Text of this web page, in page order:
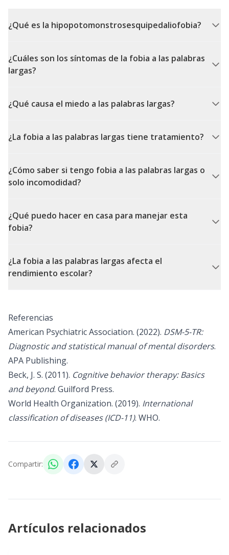
¿Qué es la hipopotomonstrosesquipedaliofobia?
¿Cuáles son los síntomas de la fobia a las palabras
largas?
¿Qué causa el miedo a las palabras largas?
¿La fobia a las palabras largas tiene tratamiento?
¿Cómo saber si tengo fobia a las palabras largas o
solo incomodidad?
¿Qué puedo hacer en casa para manejar esta
fobia?
¿La fobia a las palabras largas afecta el
rendimiento escolar?
Referencias
American Psychiatric Association. (2022). DSM-5-TR:
Diagnostic and statistical manual of mental disorders.
APA Publishing.
Beck, J. S. (2011). Cognitive behavior therapy: Basics
and beyond. Guilford Press.
World Health Organization. (2019). International
classification of diseases (ICD-11). WHO.
Compartir:
Artículos relacionados